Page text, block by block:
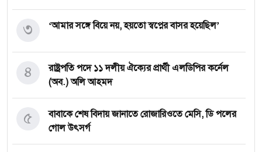
‘আমার সঙ্গে বিয়ে নয়, হয়তো স্বপ্নের বাসর হয়েছিল’
৩
রাষ্ট্রপতি পদে ১১ দলীয় ঐক্যের প্রার্থী এলডিপির কর্নেল
(অব.) অলি আহমদ
৪
বাবাকে শেষ বিদায় জানাতে রোজারিওতে মেসি, ডি পলের
গোল উৎসর্গ
৫